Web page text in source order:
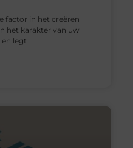
factor in het creëren
het karakter van uw
legt